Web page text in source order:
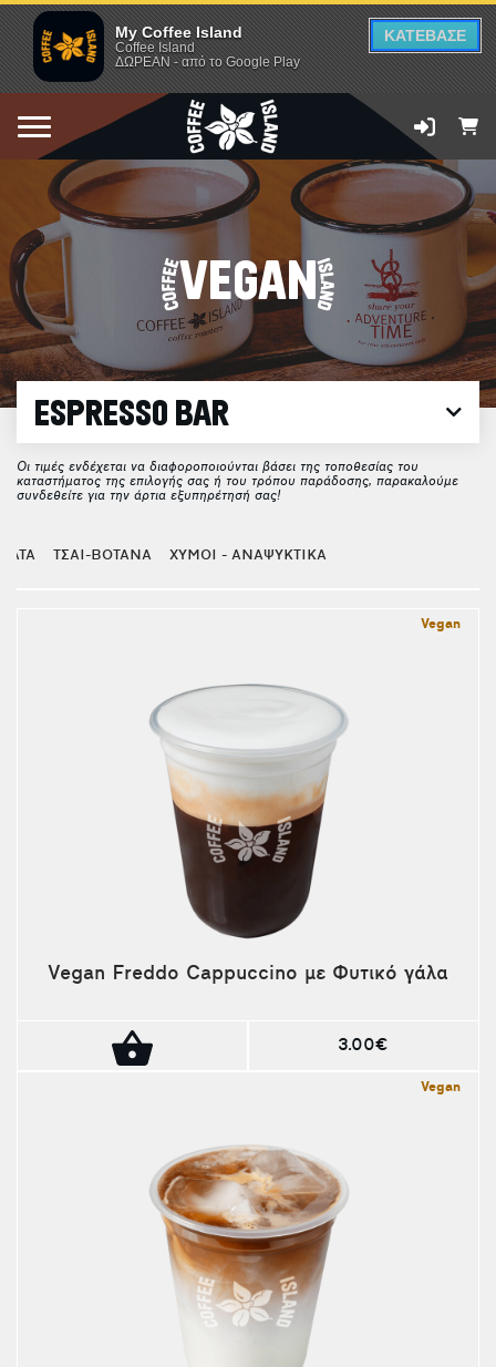
My Coffee Island
Coffee Island
ΔΩΡΕΑΝ - από το Google Play
ΚΑΤΕΒΑΣΕ
VEGAN
ESPRESSO BAR
Οι τιμές ενδέχεται να διαφοροποιούνται βάσει της τοποθεσίας του
καταστήματος της επιλογής σας ή του τρόπου παράδοσης, παρακαλούμε
συνδεθείτε για την άρτια εξυπηρέτησή σας!
ΤΣΑΙ-ΒΟΤΑΝΑ ΧΥΜΟΙ - ΑΝΑΨΥΚΤΙΚΑ
Vegan
Vegan Freddo Cappuccino με Φυτικό γάλα
3.00€
Vegan